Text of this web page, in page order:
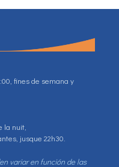
fines de semana y
la nuit,
jusque 22h30.
variar en función de las